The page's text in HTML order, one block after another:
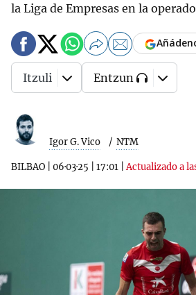
la Liga de Empresas en la
Igor G. Vico NTM
BILBAO 06·03·25 17:01 |Actualizado a
Itzuli Entzun